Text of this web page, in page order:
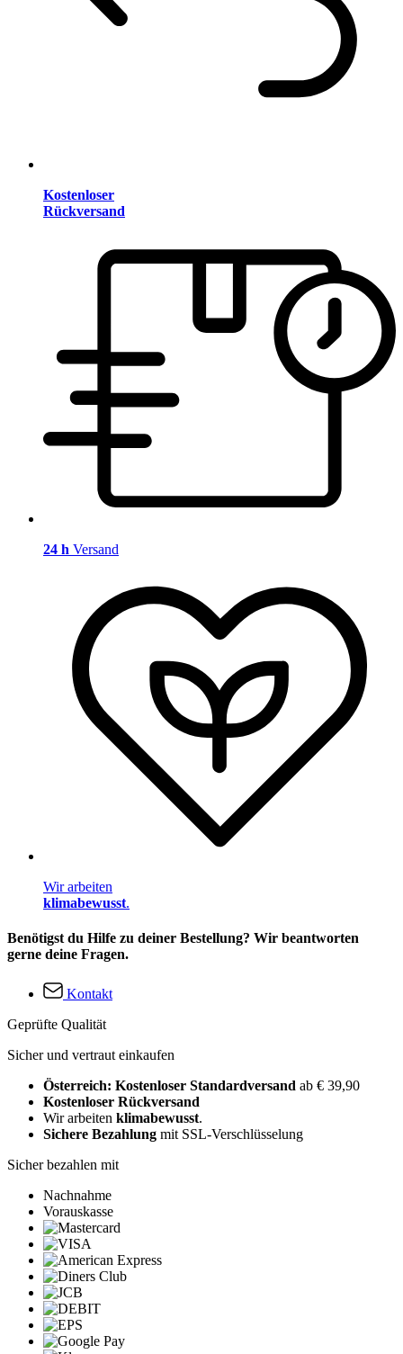
Kostenloser
Rückversand
24 h Versand
Wir arbeiten
klimabewusst.
Benötigst du Hilfe zu deiner Bestellung? Wir beantworten
gerne deine Fragen.
Kontakt
Geprüfte Qualität
Sicher und vertraut einkaufen
Österreich: Kostenloser Standardversand ab € 39,90
Kostenloser Rückversand
Wir arbeiten klimabewusst.
Sichere Bezahlung mit SSL-Verschlüsselung
Sicher bezahlen mit
Nachnahme
Vorauskasse